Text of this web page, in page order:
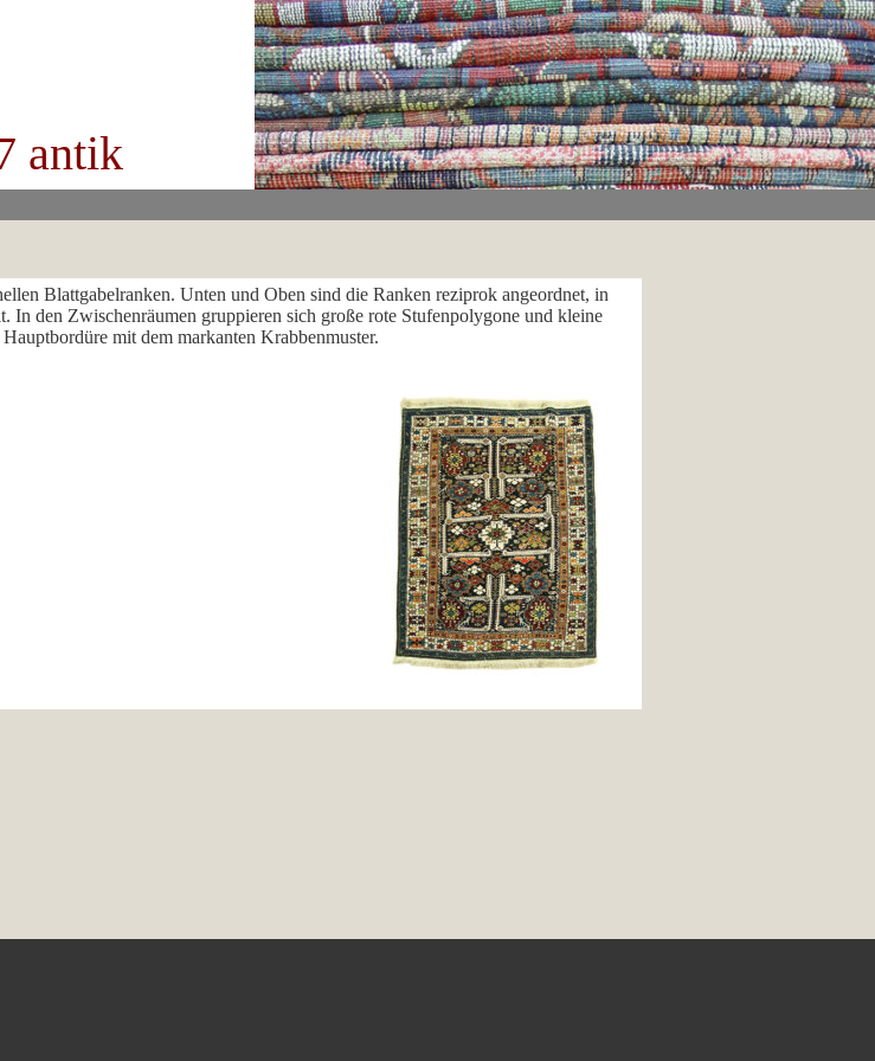
antik
Blattgabelranken. Unten und Oben sind die Ranken reziprok angeordnet, in
In den Zwischenräumen gruppieren sich große rote Stufenpolygone und kleine
mit dem markanten Krabbenmuster.